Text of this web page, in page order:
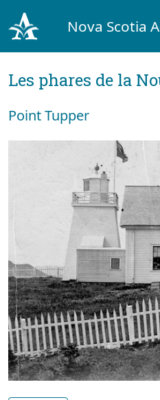
Nova Scotia
Les phares de la
Point Tupper